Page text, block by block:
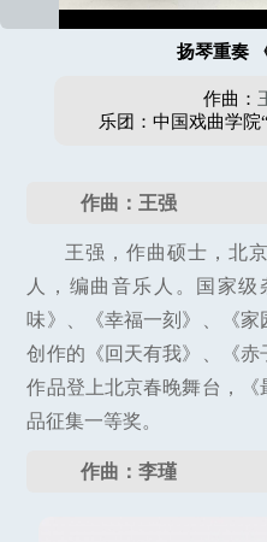
扬琴重奏
作曲：
乐团：中国戏曲学院
作曲：王强
王强，作曲硕士，北
人，编曲音乐人。国家
味》、《幸福一刻》、《
创作的《回天有我》、《
作品登上北京春晚舞台，
品征集一等奖。
作曲：李瑾